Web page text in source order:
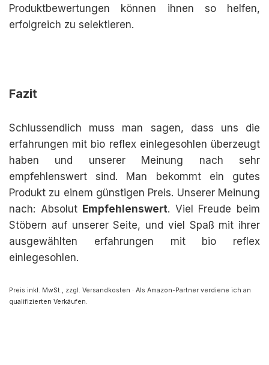
Produktbewertungen können ihnen so helfen,
erfolgreich zu selektieren.
Fazit
Schlussendlich muss man sagen, dass uns die
erfahrungen mit bio reflex einlegesohlen überzeugt
haben und unserer Meinung nach sehr
empfehlenswert sind. Man bekommt ein gutes
Produkt zu einem günstigen Preis. Unserer Meinung
nach: Absolut Empfehlenswert. Viel Freude beim
Stöbern auf unserer Seite, und viel Spaß mit ihrer
ausgewählten erfahrungen mit bio reflex
einlegesohlen.
Preis inkl. MwSt., zzgl. Versandkosten · Als Amazon-Partner verdiene ich an
qualifizierten Verkäufen.